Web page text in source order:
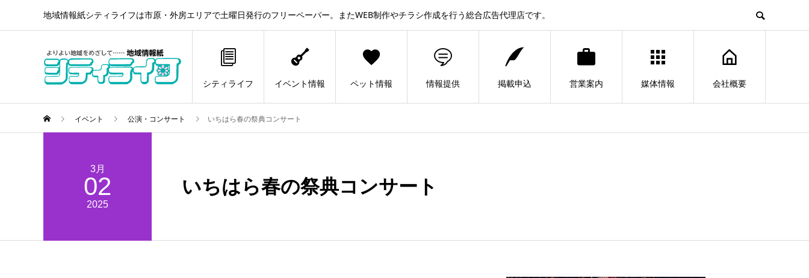
地域情報紙シティライフは市原・外房エリアで土曜日発行のフリーペーパー。またWEB制作やチラシ作成を行う総合広告代理店です。
シティライフ イベント情報 ペット情報 情報提供 掲載申込 営業案内 媒体情報 会社概要
イベント 公演・コンサート いちはら春の祭典コンサート
3月
02
2025
いちはら春の祭典コンサート